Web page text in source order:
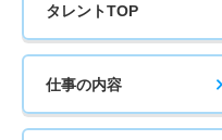
タレントTOP
仕事の内容